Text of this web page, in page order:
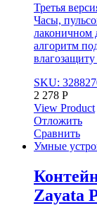
Третья
Часы,
лаконичном
алгоритм
SKU:
2 278 Р
View Product
Отложить
Сравнить
Умные
Zayata